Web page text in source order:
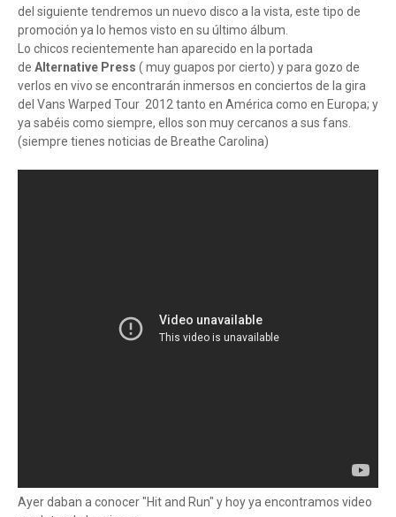
del siguiente tendremos un nuevo disco a la vista, este tipo de
promoción ya lo hemos visto en su último álbum.
Lo chicos recientemente han aparecido en la portada
de Alternative Press ( muy guapos por cierto) y para gozo de
verlos en vivo se encontrarán inmersos en conciertos de la gira
del Vans Warped Tour 2012 tanto en América como en Europa; y
ya sabéis como siempre, ellos son muy cercanos a sus fans.
(siempre tienes noticias de Breathe Carolina)
Ayer daban a conocer "Hit and Run" y hoy ya encontramos video